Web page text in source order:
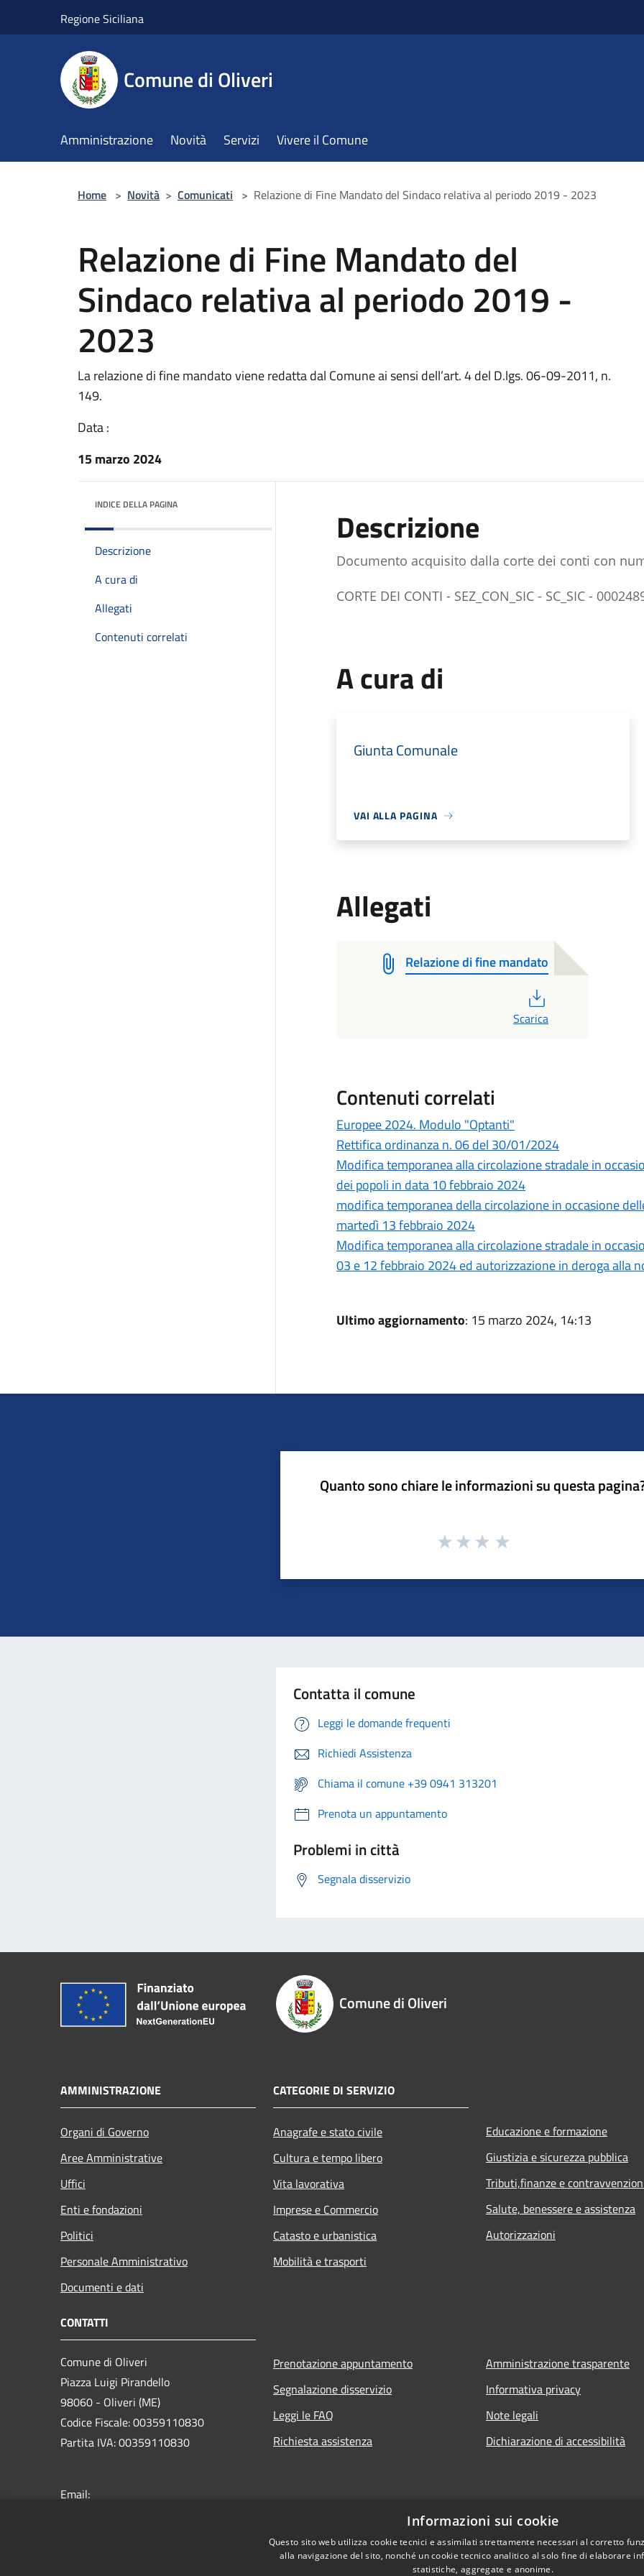
Regione Siciliana
Comune di Oliveri
Amministrazione Novità Servizi Vivere il Comune
Home > Novità > Comunicati > Relazione di Fine Mandato del Sindaco relativa al periodo 2019 - 2023
Relazione di Fine Mandato del
Sindaco relativa al periodo 2019 -
2023
La relazione di fine mandato viene redatta dal Comune ai sensi dell’art. 4 del D.lgs. 06-09-2011, n.
149.
Data :
15 marzo 2024
INDICE DELLA PAGINA
Descrizione
A cura di
Allegati
Contenuti correlati
Descrizione
Documento acquisito dalla corte dei conti con
CORTE DEI CONTI - SEZ_CON_SIC - SC_SIC -
A cura di
Giunta Comunale
VAI ALLA PAGINA
Allegati
Relazione di fine mandato
Scarica
Contenuti correlati
Europee 2024. Modulo "Optanti"
Rettifica ordinanza n. 06 del 30/01/2024
Modifica temporanea alla circolazione stradale in
dei popoli in data 10 febbraio 2024
modifica temporanea della circolazione in occasione
martedì 13 febbraio 2024
Modifica temporanea alla circolazione stradale in
03 e 12 febbraio 2024 ed autorizzazione in deroga alla
Ultimo aggiornamento: 15 marzo 2024, 14:13
Quanto sono chiare le informazioni su questa
Contatta il comune
Leggi le domande frequenti
Richiedi Assistenza
Chiama il comune +39 0941 313201
Prenota un appuntamento
Problemi in città
Segnala disservizio
Comune di Oliveri
AMMINISTRAZIONE
Organi di Governo
Aree Amministrative
Uffici
Enti e fondazioni
Politici
Personale Amministrativo
Documenti e dati
CATEGORIE DI SERVIZIO
Anagrafe e stato civile
Cultura e tempo libero
Vita lavorativa
Imprese e Commercio
Catasto e urbanistica
Mobilità e trasporti
Educazione e formazione
Giustizia e sicurezza pubblica
Tributi,finanze e
Salute, benessere e assistenza
Autorizzazioni
CONTATTI
Comune di Oliveri
Piazza Luigi Pirandello
98060 - Oliveri (ME)
Codice Fiscale: 00359110830
Partita IVA: 00359110830
Email:
Prenotazione appuntamento
Segnalazione disservizio
Leggi le FAQ
Richiesta assistenza
Amministrazione trasparente
Informativa privacy
Note legali
Dichiarazione di accessibilità
Informazioni sui cookie
Questo sito web utilizza cookie tecnici e assimilati strettamente necessari al corretto
alla navigazione del sito, nonché un cookie tecnico analitico al solo fine di elaborare
statistiche, aggregate e anonime.